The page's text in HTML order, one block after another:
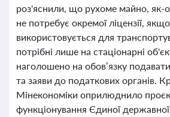
роз'яснили, що рухоме майно, як-
не потребує окремої ліцензії, якщо
використовується для
потрібні лише на стаціонарні
наголошено на обов’язку подавати
та заяви до податкових органів.
Мінекономіки оприлюднило
функціонування Єдиної